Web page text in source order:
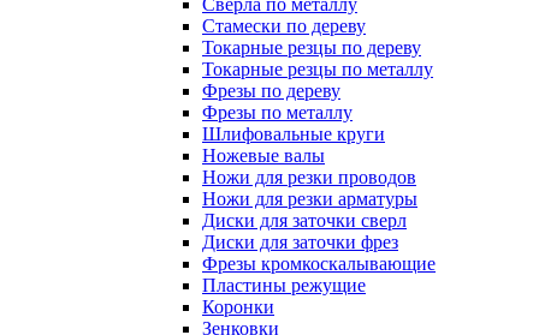
Сверла по металлу
Стамески по дереву
Токарные резцы по дереву
Токарные резцы по металлу
Фрезы по дереву
Фрезы по металлу
Шлифовальные круги
Ножевые валы
Ножи для резки проводов
Ножи для резки арматуры
Диски для заточки сверл
Диски для заточки фрез
Фрезы кромкоскалывающие
Пластины режущие
Коронки
Зенковки